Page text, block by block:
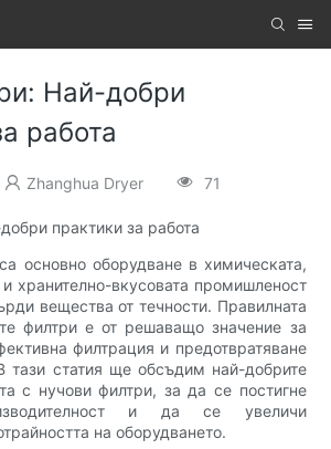
Най-добри
работа
Zhanghua Dryer 71
практики за работа
основно оборудване в химическата,
хранително-вкусовата промишленост
вещества от течности. Правилната
филтри е от решаващо значение за
филтрация и предотвратяване
тази статия ще обсъдим най-добрите
с нучови филтри, за да се постигне
и да се увеличи
на оборудването.